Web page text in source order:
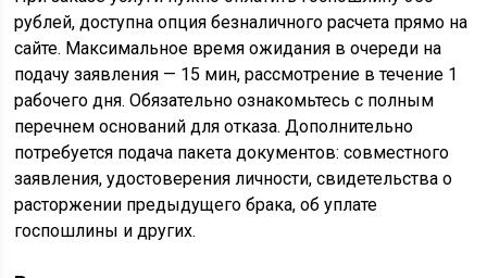
рублей, доступна опция безналичного расчета прямо на
сайте. Максимальное время ожидания в очереди на
подачу заявления — 15 мин, рассмотрение в течение 1
рабочего дня. Обязательно ознакомьтесь с полным
перечнем оснований для отказа. Дополнительно
потребуется подача пакета документов: совместного
заявления, удостоверения личности, свидетельства о
расторжении предыдущего брака, об уплате
госпошлины и других.